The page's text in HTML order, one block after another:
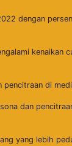
dengan
kenaikan
di
dan
yang lebih